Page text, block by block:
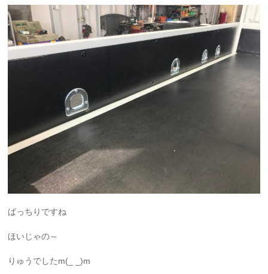
ばっちりですね
ほいじゃの～
りゅうでしたm(_ _)m